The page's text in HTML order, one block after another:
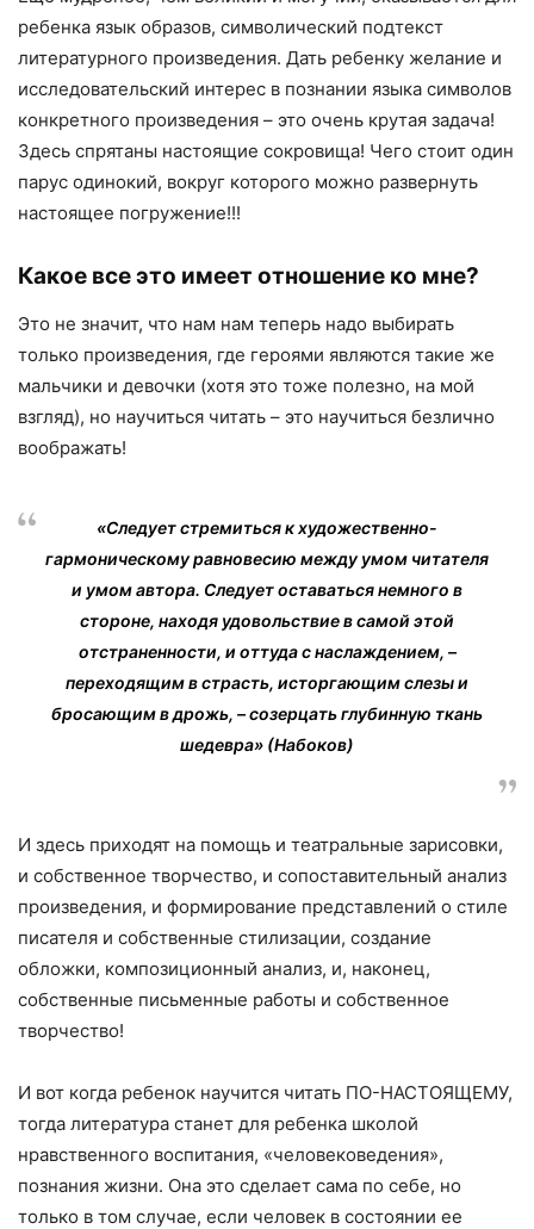
ребенка язык образов, символический подтекст
литературного произведения. Дать ребенку желание и
исследовательский интерес в познании языка символов
конкретного произведения – это очень крутая задача!
Здесь спрятаны настоящие сокровища! Чего стоит один
парус одинокий, вокруг которого можно развернуть
настоящее погружение!!!
Какое все это имеет отношение ко мне?
Это не значит, что нам нам теперь надо выбирать
только произведения, где героями являются такие же
мальчики и девочки (хотя это тоже полезно, на мой
взгляд), но научиться читать – это научиться безлично
воображать!
«Следует стремиться к художественно-
гармоническому равновесию между умом читателя
и умом автора. Следует оставаться немного в
стороне, находя удовольствие в самой этой
отстраненности, и оттуда с наслаждением, –
переходящим в страсть, исторгающим слезы и
бросающим в дрожь, – созерцать глубинную ткань
шедевра» (Набоков)
И здесь приходят на помощь и театральные зарисовки,
и собственное творчество, и сопоставительный анализ
произведения, и формирование представлений о стиле
писателя и собственные стилизации, создание
обложки, композиционный анализ, и, наконец,
собственные письменные работы и собственное
творчество!
И вот когда ребенок научится читать ПО-НАСТОЯЩЕМУ,
тогда литература станет для ребенка школой
нравственного воспитания, «человековедения»,
познания жизни. Она это сделает сама по себе, но
только в том случае, если человек в состоянии ее